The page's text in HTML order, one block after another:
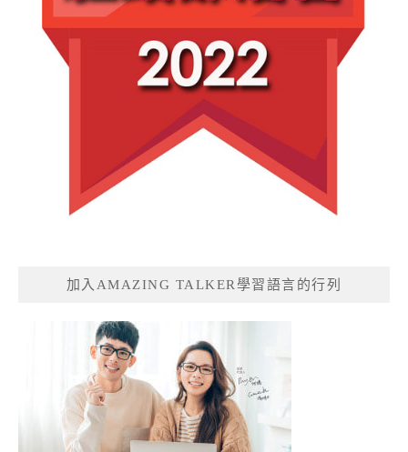
加入AMAZING TALKER學習語言的行列